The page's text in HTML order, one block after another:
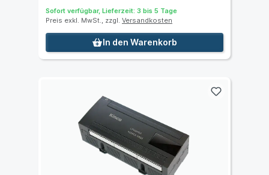
Sofort verfügbar, Lieferzeit: 3 bis 5 Tage
Preis exkl. MwSt., zzgl. Versandkosten
In den Warenkorb